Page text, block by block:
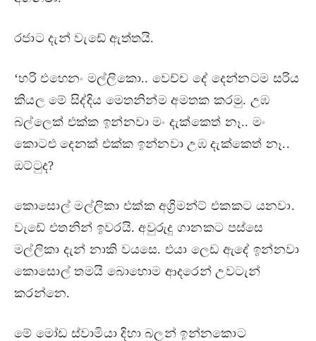
රජාට දැන් වැඩේ ඇත්තයි.
‘හරි එහෙනං මල්ලිකො.. වෙච්ච දේ දෙන්නටම සරිය
කියල මේ සිද්දිය මෙතනින්ම අමතක කරමු. උඹ
බල්ලෙක් එක්ක ඉන්නවා මං දැක්කෙත් නෑ.. මං
කොටළු දෙනක් එක්ක ඉන්නවා උඹ දැක්කෙත් නෑ..
ඔට්ටුද?
කොසොල් මල්ලිකා එක්ක අග්‍රිමන්ට් එකකට යනවා.
වැඩේ එතනින් ඉවරයි. අවුරුදු ගානකට පස්සෙ
මල්ලිකා දැන් නාකි වයසෙ. එයා ලෙඩ ඇදේ ඉන්නවා
කොසොල් තමයි බොහොම ආදරෙන් උවටැන්
කරන්නෙ.
මේ මෝඩ ස්වාමියා දිහා බලන් ඉන්නකොට